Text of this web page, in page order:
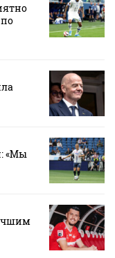
«Мы